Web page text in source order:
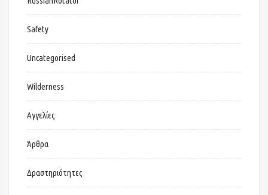
Safety
Uncategorised
Wilderness
Αγγελίες
Άρθρα
Δραστηριότητες